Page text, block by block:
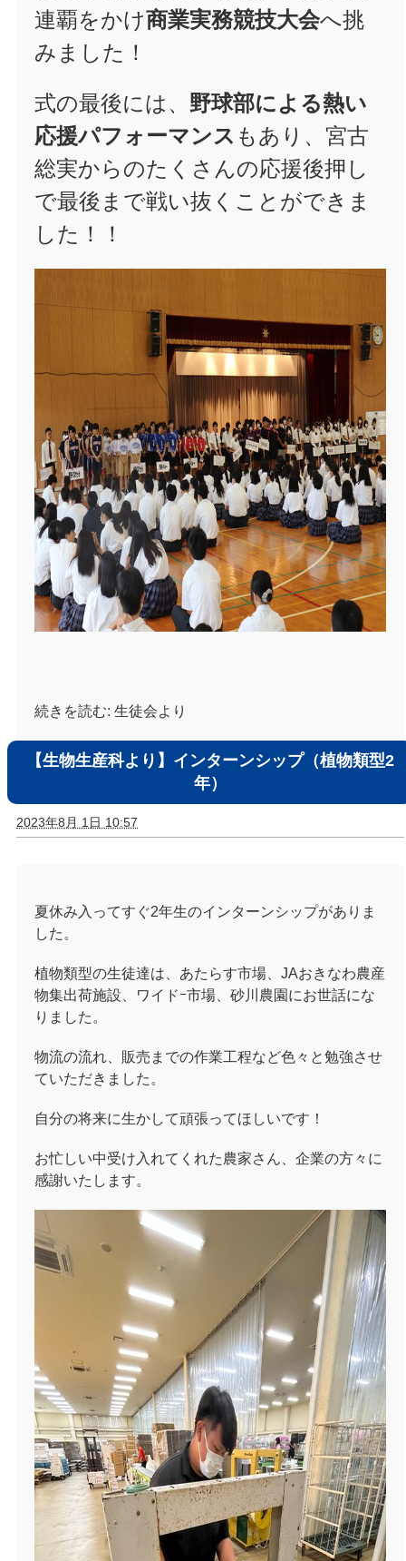
連覇をかけ商業実務競技大会へ挑
みました！
式の最後には、 野球部による熱い
応援パフォーマンス もあり、宮古
総実からのたくさんの応援後押し
で最後まで戦い抜くことができま
した！！
続きを読む: 生徒会より
【生物生産科より】インターンシップ（植物類型2
年）
2023年8月 1日 10:57
夏休み入ってすぐ2年生のインターンシップがありま
した。
植物類型の生徒達は、あたらす市場、JAおきなわ農産
物集出荷施設、ワイドｰ市場、砂川農園にお世話にな
りました。
物流の流れ、販売までの作業工程など色々と勉強させ
ていただきました。
自分の将来に生かして頑張ってほしいです！
お忙しい中受け入れてくれた農家さん、企業の方々に
感謝いたします。